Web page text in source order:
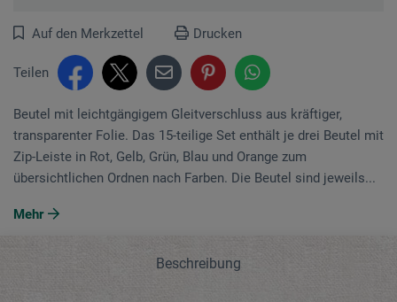
Auf den Merkzettel Drucken
Teilen
Beutel mit leichtgängigem Gleitverschluss aus kräftiger,
transparenter Folie. Das 15-teilige Set enthält je drei Beutel mit
Zip-Leiste in Rot, Gelb, Grün, Blau und Orange zum
übersichtlichen Ordnen nach Farben. Die Beutel sind jeweils...
Mehr
Beschreibung